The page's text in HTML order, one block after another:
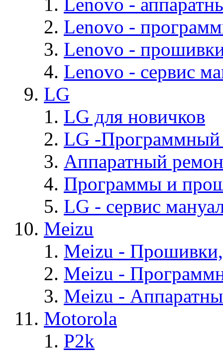
Lenovo -
Lenovo -
Lenovo -
Lenovo - cервис
LG
LG для новичков
LG -Программный
Аппаратный
Программы и
LG - cервис
Meizu
Meizu -
Meizu -
Meizu -
Motorola
P2k